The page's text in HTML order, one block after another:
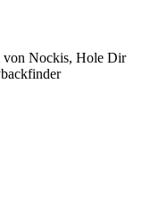
von Nockis, Hole Dir